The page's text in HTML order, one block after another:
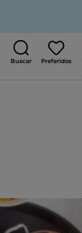
Buscar Preferidos